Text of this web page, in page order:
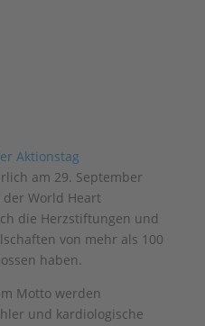
am 29. September
World Heart
die Herzstiftungen und
von mehr als 100
haben.
Motto werden
und kardiologische